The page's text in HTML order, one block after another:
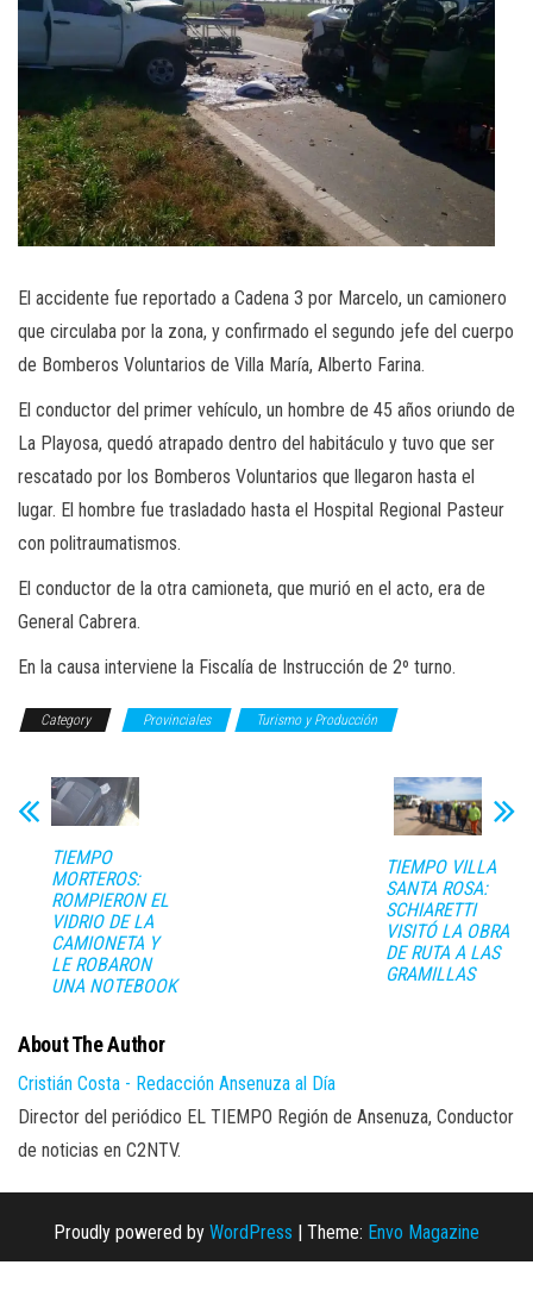
El accidente fue reportado a Cadena 3 por Marcelo, un camionero
que circulaba por la zona, y confirmado el segundo jefe del cuerpo
de Bomberos Voluntarios de Villa María, Alberto Farina.
El conductor del primer vehículo, un hombre de 45 años oriundo de
La Playosa, quedó atrapado dentro del habitáculo y tuvo que ser
rescatado por los Bomberos Voluntarios que llegaron hasta el
lugar. El hombre fue trasladado hasta el Hospital Regional Pasteur
con politraumatismos.
El conductor de la otra camioneta, que murió en el acto, era de
General Cabrera.
En la causa interviene la Fiscalía de Instrucción de 2º turno.
Category Provinciales Turismo y Producción
TIEMPO
MORTEROS:
ROMPIERON EL
VIDRIO DE LA
CAMIONETA Y
LE ROBARON
UNA NOTEBOOK
TIEMPO VILLA
SANTA ROSA:
SCHIARETTI
VISITÓ LA OBRA
DE RUTA A LAS
GRAMILLAS
About The Author
Cristián Costa - Redacción Ansenuza al Día
Director del periódico EL TIEMPO Región de Ansenuza, Conductor
de noticias en C2NTV.
Proudly powered by WordPress Theme: Envo Magazine